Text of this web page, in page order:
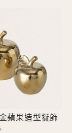
蘋果造型擺飾